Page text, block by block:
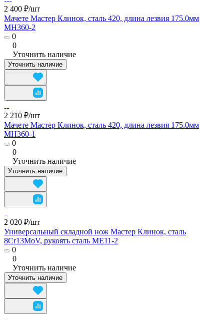
2 400 ₽/шт
Мачете Мастер Клинок, сталь 420, длина лезвия 175.0мм
MH360-2
0
0
Уточнить наличие
Уточнить наличие
2 210 ₽/шт
Мачете Мастер Клинок, сталь 420, длина лезвия 175.0мм
MH360-1
0
0
Уточнить наличие
Уточнить наличие
2 020 ₽/шт
Универсальный складной нож Мастер Клинок, сталь
8Cr13MoV, рукоять сталь ME11-2
0
0
Уточнить наличие
Уточнить наличие